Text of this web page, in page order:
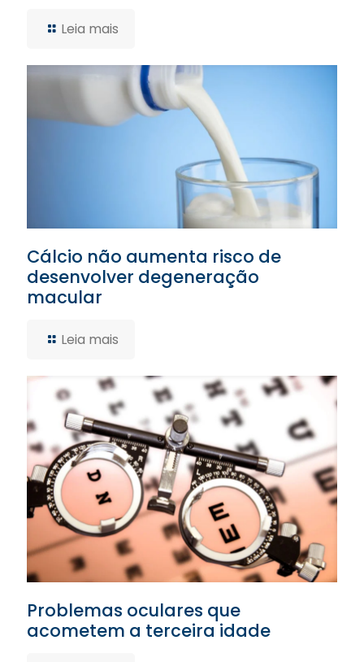
Leia mais
Cálcio não aumenta risco de
desenvolver degeneração
macular
Leia mais
Problemas oculares que
acometem a terceira idade